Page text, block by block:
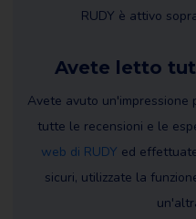
RUDY è attivo
Avete letto
Avete avuto un'impressione
tutte le recensioni e le
web di RUDY ed
sicuri, utilizzate la